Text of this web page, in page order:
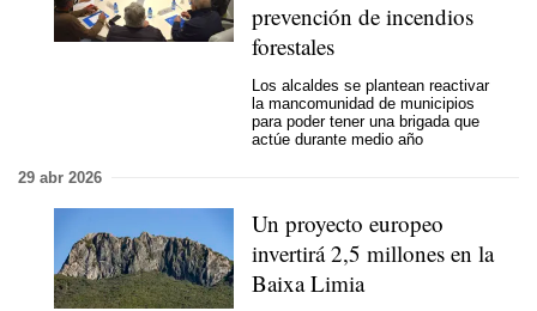
prevención de incendios
forestales
Los alcaldes se plantean reactivar
la mancomunidad de municipios
para poder tener una brigada que
actúe durante medio año
29 abr 2026
Un proyecto europeo
invertirá 2,5 millones en la
Baixa Limia